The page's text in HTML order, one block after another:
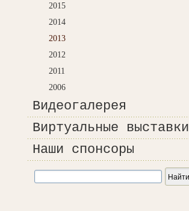
2015
2014
2013
2012
2011
2006
Видеогалерея
Виртуальные выставки
Наши спонсоры